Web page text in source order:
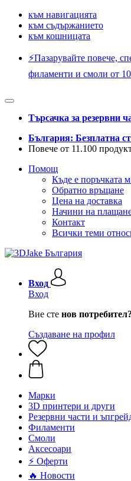
към навигацията
към съдържанието
към кошницата
⚡️Пазарувайте повече,
филаменти и смоли от 10
Търсачка за резервни
България: Безплатна
Повече от 11.100
Помощ
Къде е поръчката
Обратно връщане
Цена на доставка
Начини на
Контакт
Всички теми
Вход
Вход
Вие сте нов потребител?
Създаване на профил
Mарки
3D принтери и други
Резервни части и
Филаменти
Смоли
Аксесоари
⚡ Оферти
🔥 Новости